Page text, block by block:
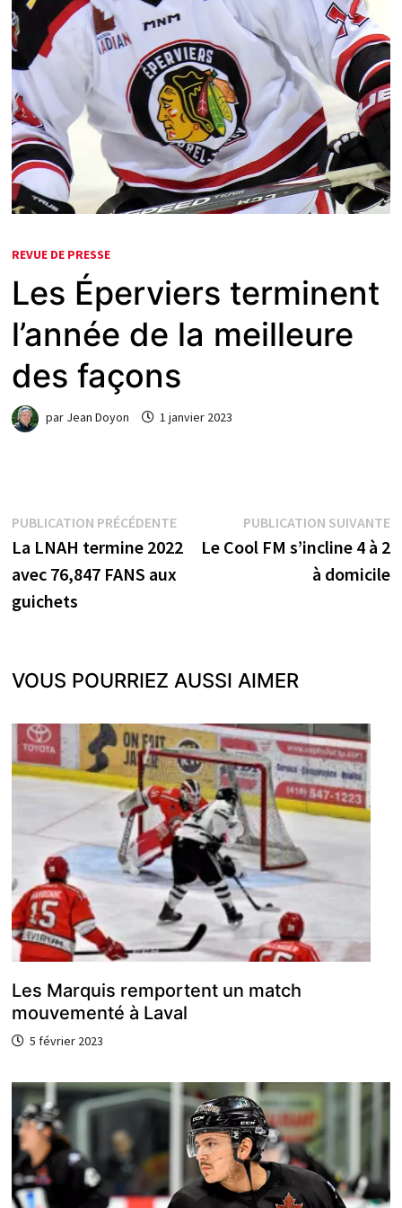
REVUE DE PRESSE
Les Éperviers terminent
l’année de la meilleure
des façons
par Jean Doyon 1 janvier 2023
Navigation
de
l’article
PUBLICATION PRÉCÉDENTEPublication
précédente :
La LNAH termine 2022
avec 76,847 FANS aux
guichets
PUBLICATION SUIVANTE
Le Cool FM s’incline 4 à 2
à domicile
VOUS POURRIEZ AUSSI AIMER
Les Marquis remportent un match
mouvementé à Laval
5 février 2023